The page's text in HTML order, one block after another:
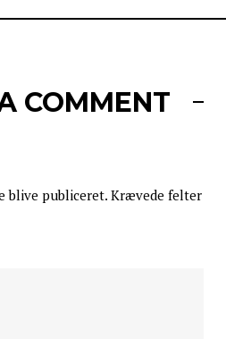
COMMENT
blive publiceret. Krævede felter